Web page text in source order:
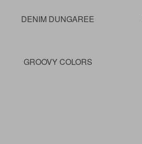
グループ一覧
DENIM DUNGAREE
GROOVY COLORS